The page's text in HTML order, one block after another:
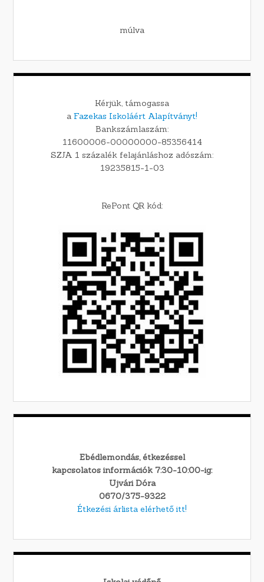
múlva
Kérjük, támogassa
a Fazekas Iskoláért Alapítványt!
Bankszámlaszám:
11600006-00000000-85356414
SZJA 1 százalék felajánláshoz adószám:
19235815-1-03
RePont QR kód:
Ebédlemondás, étkezéssel
kapcsolatos információk 7:30-10:00-ig:
Ujvári Dóra
0670/375-9322
Étkezési árlista elérhető itt!